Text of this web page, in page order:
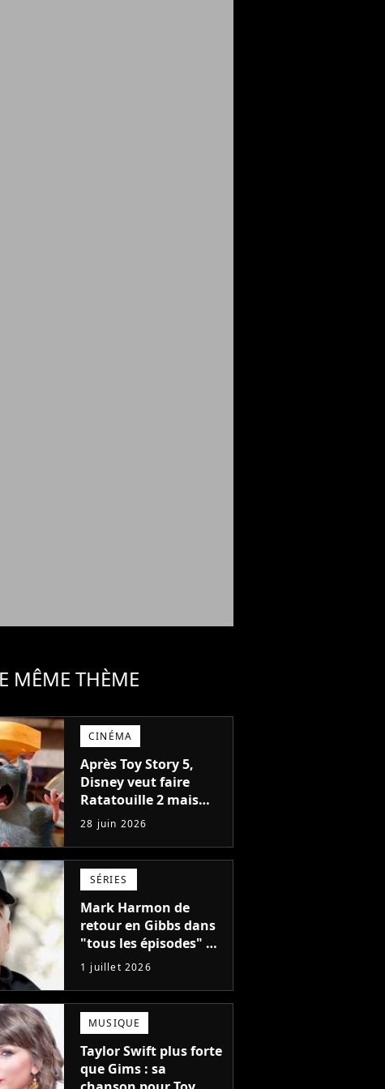
MÊME THÈME
CINÉMA
Après Toy Story 5,
Disney veut faire
Ratatouille 2 mais
son réalisateur s'y
oppose fermement
28 juin 2026
SÉRIES
Mark Harmon de
retour en Gibbs dans
"tous les épisodes" de
la future saison 3 de
NCIS : Origins, un
gros mystère sera
dévoilé
1 juillet 2026
MUSIQUE
Taylor Swift plus forte
que Gims : sa